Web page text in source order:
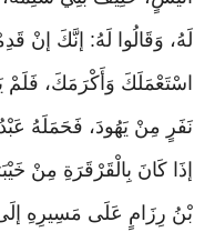
لَهُ، وَقَالُوا لَهُ: إنَّكَ
اسْتَعْمَلَكَ وَأَكْرَمَكَ،
نَفَرٍ مِنْ يَهُودَ، فَحَمَلَهُ
إذَا كَانَ بِالْقَرْقَرَةِ مِنْ
بْنُ رِزَامٍ عَلَى مَسِيرِهِ